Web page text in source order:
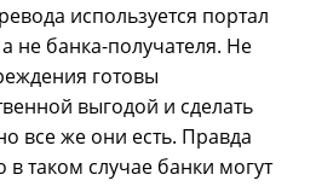
используется портал
не банка-получателя. Не
готовы
выгодой и сделать
все же они есть. Правда
в таком случае банки могут